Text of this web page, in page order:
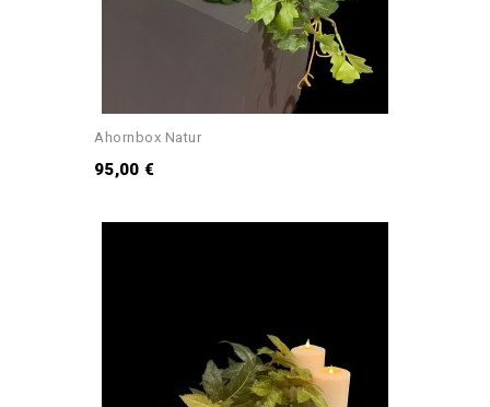
Ahornbox Natur
95,00 €